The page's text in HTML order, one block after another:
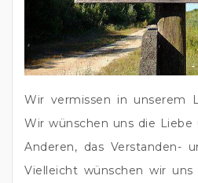
Wir vermissen in unserem
Wir wünschen uns die
Anderen, das Verstanden-
Vielleicht wünschen wir